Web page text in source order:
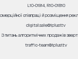
L10-01914, R10-01810
співпраці й розміщення
digital.sale@1plus1.tv
З питань алгоритмічних продажів
traffic-team@1plus1.tv